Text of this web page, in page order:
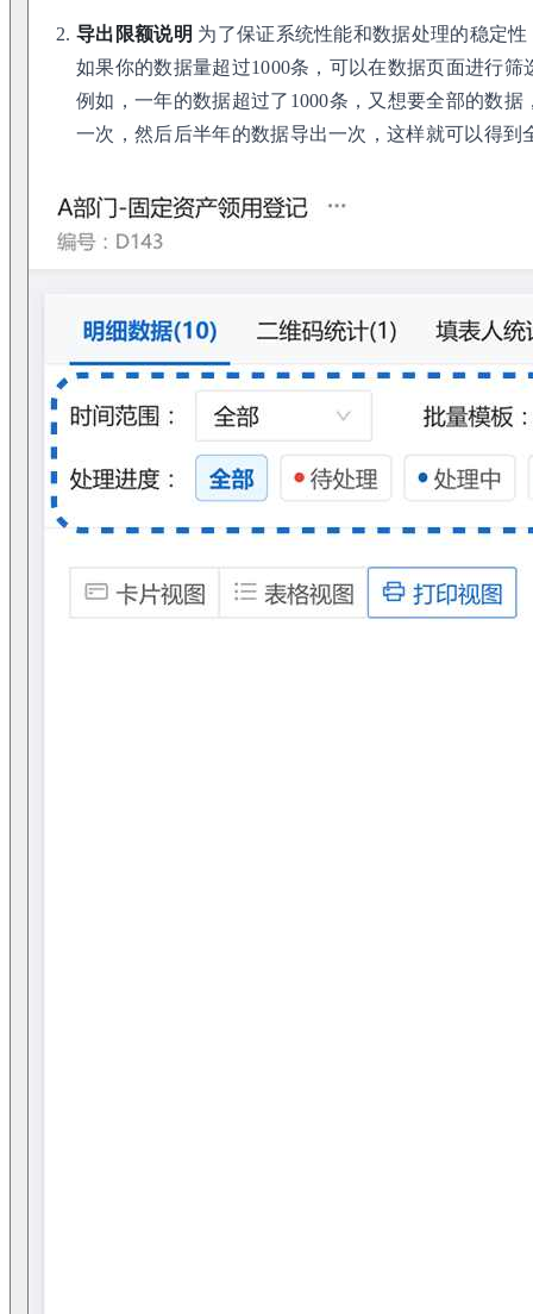
导出限额说明 为了保证系统性能和数据处理的稳定
如果你的数据量超过1000条，可以在数据页面进行筛
例如，一年的数据超过了1000条，又想要全部的数
一次，然后后半年的数据导出一次，这样就可以得到